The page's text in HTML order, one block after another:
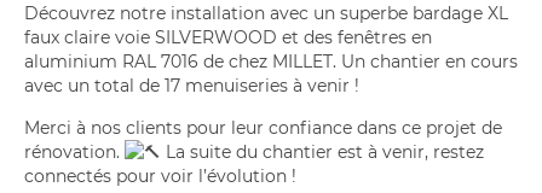
Découvrez notre installation avec un superbe bardage XL
faux claire voie SILVERWOOD et des fenêtres en
aluminium RAL 7016 de chez MILLET. Un chantier en cours
avec un total de 17 menuiseries à venir !
Merci à nos clients pour leur confiance dans ce projet de
rénovation.
La suite du chantier est à venir, restez
connectés pour voir l’évolution !